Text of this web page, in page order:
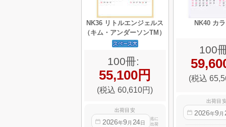
NK36 リトルエンジェルス
（キム・アンダーソンTM）
100冊:
55,100円
(税込 60,610円)
出荷目安
2026年9 月 24日
迄に
出荷
NK40 カ
100
(税込
出荷目
2026年9 月